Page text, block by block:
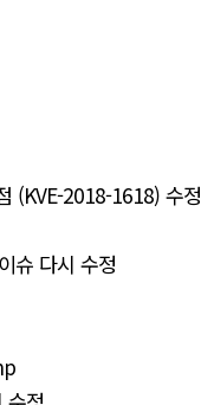
(KVE-2018-1618) 수정
슈 다시 수정